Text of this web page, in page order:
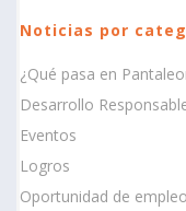
Noticias por
¿Qué pasa en
Desarrollo
Eventos
Logros
Oportunidad de empleo